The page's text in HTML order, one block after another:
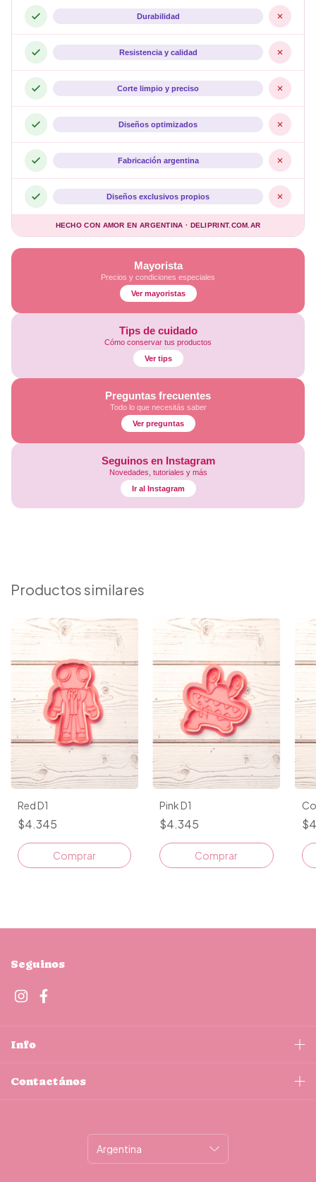
Mayorista
Precios y condiciones especiales
Ver mayoristas
Tips de cuidado
Cómo conservar tus productos
Ver tips
Preguntas frecuentes
Todo lo que necesitás saber
Ver preguntas
Seguinos en Instagram
Novedades, tutoriales y más
Ir al Instagram
Durabilidad
Resistencia y calidad
Corte limpio y preciso
Diseños optimizados
Fabricación argentina
Diseños exclusivos propios
HECHO CON AMOR EN ARGENTINA · DELIPRINT.COM.AR
Productos similares
Red D1
$4.345
Comprar
Pink D1
$4.345
Comprar
Seguinos
Info
Contactános